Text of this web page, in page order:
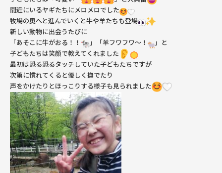
間近にいるヤギたちにメロメロでした
牧場の奥へと進んでいくと牛や羊たちも登場
新しい動物に出会うたびに
「あそこに牛がおる！！
」「羊フワフワ〜！
」と
子どもたちは笑顔で教えてくれました
最初は恐る恐るタッチしていた子どもたちですが
次第に慣れてくると優しく撫でたり
声をかけたりとほっこりする様子も見られました